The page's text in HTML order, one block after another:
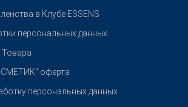
в Клубе ESSENS
персональных данных
оферта
персональных данных